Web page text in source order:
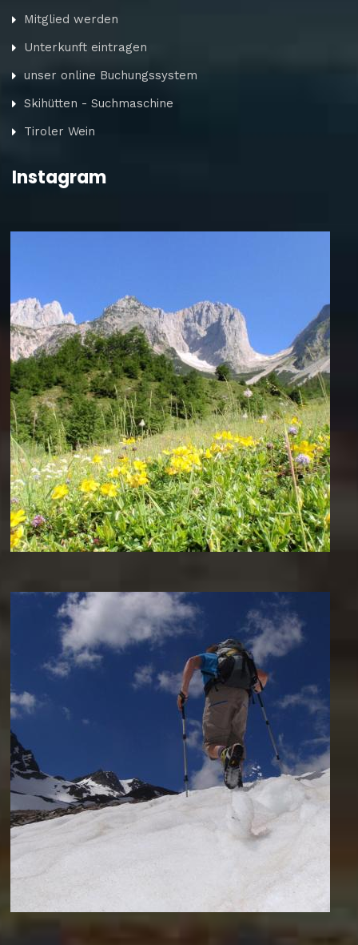
Mitglied werden
Unterkunft eintragen
unser online Buchungssystem
Skihütten - Suchmaschine
Tiroler Wein
Instagram